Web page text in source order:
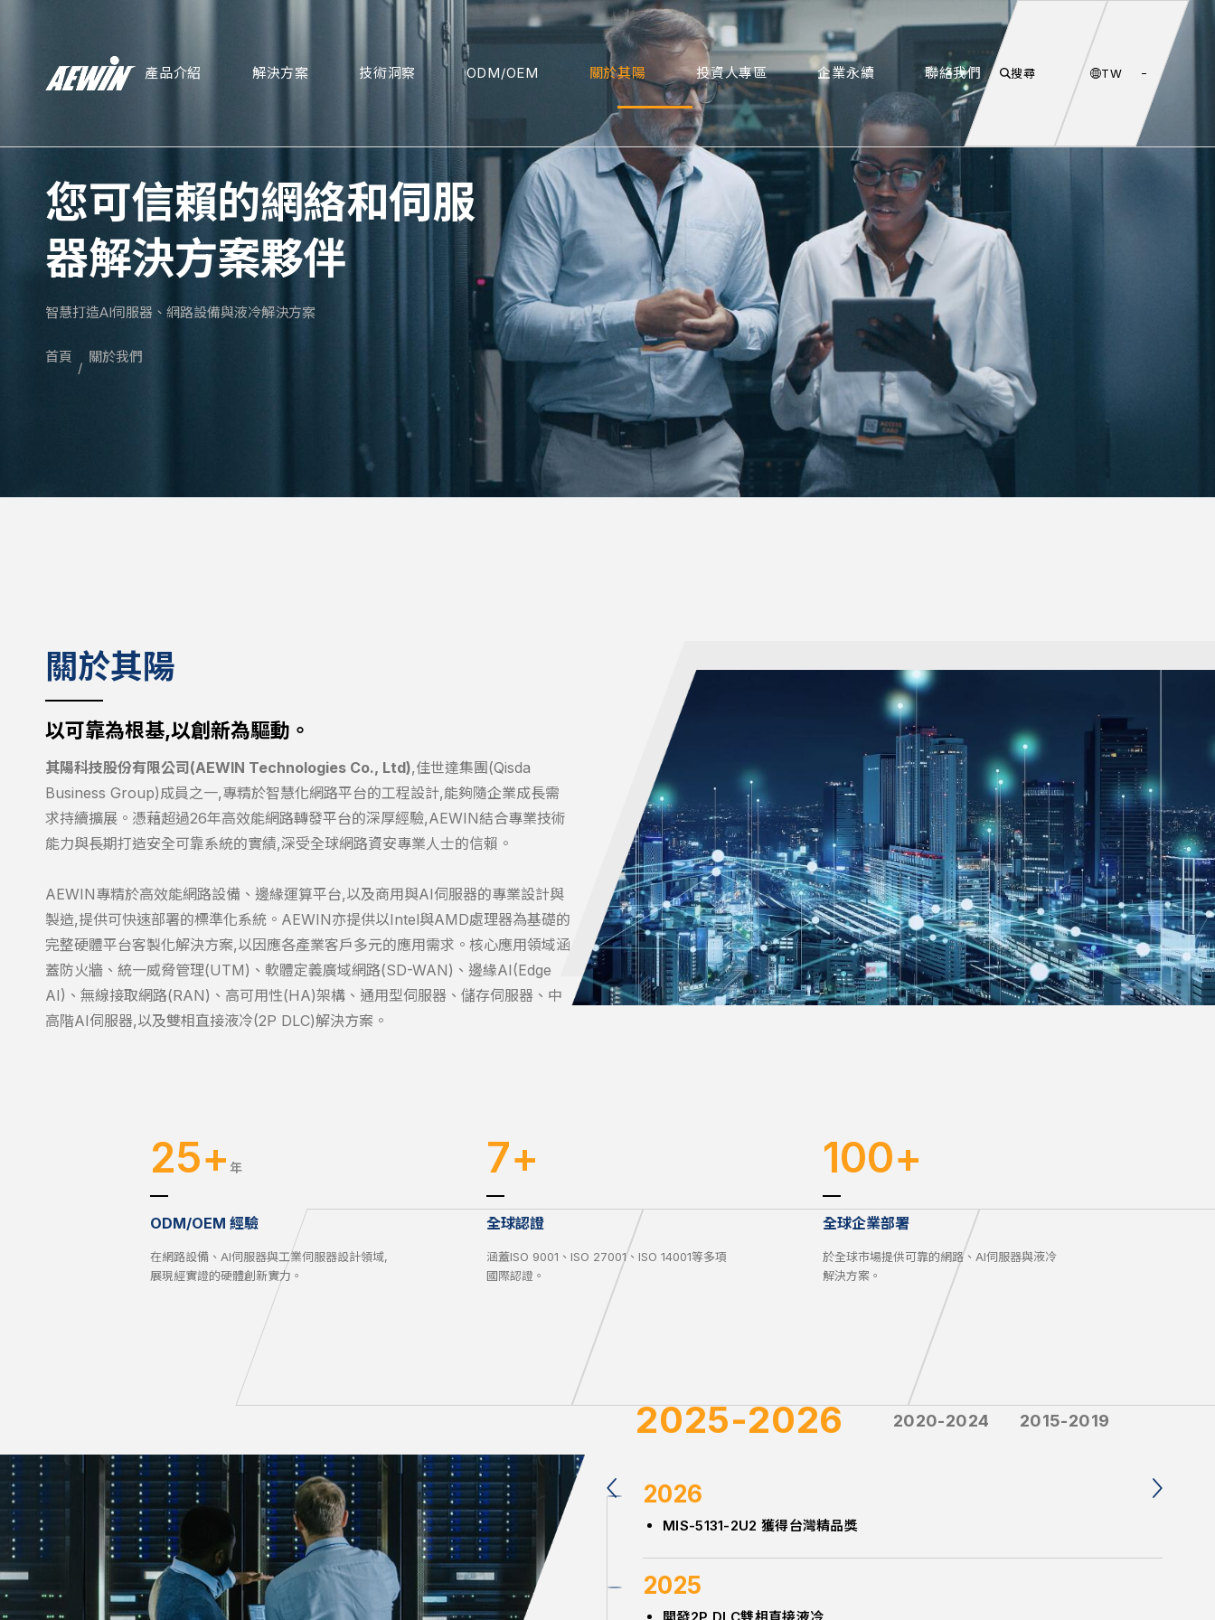
產品介紹 解決方案 技術洞察 ODM/OEM 關於其陽 投資人專區 企業永續 聯絡我們 搜尋 TW
您可信賴的網絡和伺服
器解決方案夥伴
智慧打造AI伺服器、網路設備與液冷解決方案
首頁 關於我們
關於其陽
以可靠為根基,以創新為驅動。
其陽科技股份有限公司(AEWIN Technologies Co., Ltd),佳世達集團(Qisda
Business Group)成員之一,專精於智慧化網路平台的工程設計,能夠隨企業成長需
求持續擴展。憑藉超過26年高效能網路轉發平台的深厚經驗,AEWIN結合專業技術
能力與長期打造安全可靠系統的實績,深受全球網路資安專業人士的信賴。
AEWIN專精於高效能網路設備、邊緣運算平台,以及商用與AI伺服器的專業設計與
製造,提供可快速部署的標準化系統。AEWIN亦提供以Intel與AMD處理器為基礎的
完整硬體平台客製化解決方案,以因應各產業客戶多元的應用需求。核心應用領域涵
蓋防火牆、統一威脅管理(UTM)、軟體定義廣域網路(SD-WAN)、邊緣AI(Edge
AI)、無線接取網路(RAN)、高可用性(HA)架構、通用型伺服器、儲存伺服器、中
高階AI伺服器,以及雙相直接液冷(2P DLC)解決方案。
25+年
ODM/OEM 經驗
在網路設備、AI伺服器與工業伺服器設計領域,
展現經實證的硬體創新實力。
7+
全球認證
涵蓋ISO 9001、ISO 27001、ISO 14001等多項
國際認證。
100+
全球企業部署
於全球市場提供可靠的網路、AI伺服器與液冷
解決方案。
2025-2026 2020-2024 2015-2019
2026
MIS-5131-2U2 獲得台灣精品獎
2025
2023
開發2PIC雙相浸沒式液冷
2021
2019
加入Qisda集團
2018
2014
設立美國聖荷西設立辦公室
2008
加入 AMD® ECSD 計劃
2006
2003
設立中國北京分公司
2002